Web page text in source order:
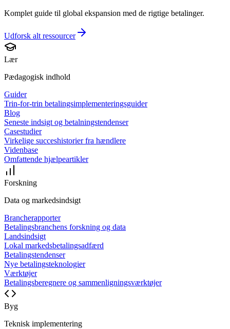
Komplet guide til global ekspansion med de rigtige betalinger.
Udforsk alt ressourcer
Lær
Pædagogisk indhold
Guider
Trin-for-trin betalingsimplementeringsguider
Blog
Seneste indsigt og betalningstendenser
Casestudier
Virkelige succeshistorier fra hændlere
Videnbase
Omfattende hjælpeartikler
Forskning
Data og markedsindsigt
Brancherapporter
Betalingsbranchens forskning og data
Landsindsigt
Lokal markedsbetalingsadfærd
Betalingstendenser
Nye betalingsteknologier
Værktøjer
Betalingsberegnere og sammenligningsværktøjer
Byg
Teknisk implementering